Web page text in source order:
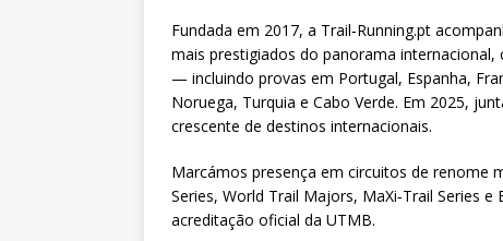
Fundada em 2017, a Trail‑Running.pt
mais prestigiados do panorama
— incluindo provas em Portugal, Espanha,
Noruega, Turquia e Cabo Verde. Em 2025,
crescente de destinos internacionais.
Marcámos presença em circuitos de renome
Series, World Trail Majors, MaXi‑Trail Series
acreditação oficial da UTMB.